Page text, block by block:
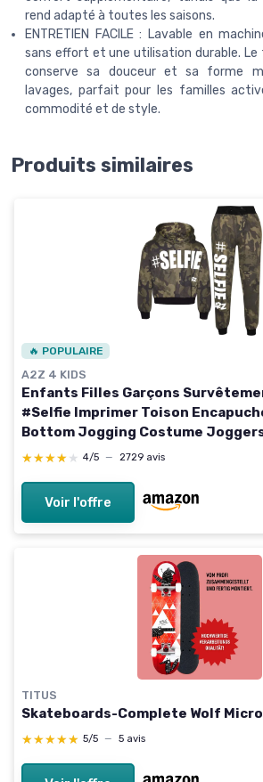
rend adapté à toutes les saisons.
ENTRETIEN FACILE : Lavable en
sans effort et une utilisation durable.
conserve sa douceur et sa forme
lavages, parfait pour les familles
commodité et de style.
Produits similaires
🔥 POPULAIRE
A2Z 4 KIDS
Enfants Filles Garçons
#Selfie Imprimer Toison
Bottom Jogging Costume Joggers
8 ans Camo Vert
★★★★★
★★★★★ 4/5 — 2729 avis
Voir l'offre
TITUS
Skateboards-Complete Wolf
★★★★★
★★★★★ 5/5 — 5 avis